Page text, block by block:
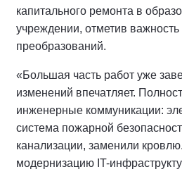
капитального ремонта в
учреждении, отметив
преобразований.
«Большая часть работ уже
изменений впечатляет.
инженерные коммуникации:
система пожарной
канализации, заменили
модернизацию IT-